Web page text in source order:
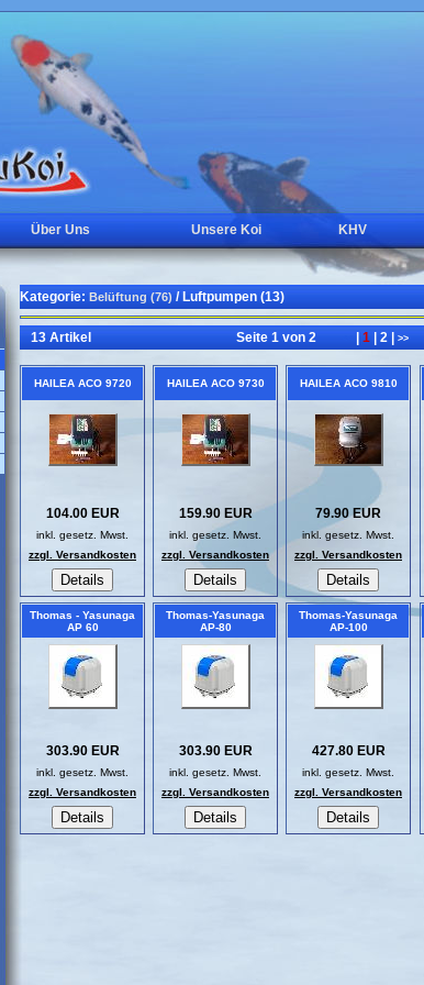
Über Uns Unsere Koi KHV
Kategorie: Belüftung (76) / Luftpumpen (13)
13 Artikel Seite 1 von 2 1 2 >>
HAILEA ACO 9720
104.00 EUR
inkl. gesetz. Mwst.
zzgl. Versandkosten
HAILEA ACO 9730
159.90 EUR
inkl. gesetz. Mwst.
zzgl. Versandkosten
HAILEA ACO 9810
79.90 EUR
inkl. gesetz. Mwst.
zzgl. Versandkosten
Thomas - Yasunaga
AP 60
303.90 EUR
inkl. gesetz. Mwst.
zzgl. Versandkosten
Thomas-Yasunaga
AP-80
303.90 EUR
inkl. gesetz. Mwst.
zzgl. Versandkosten
Thomas-Yasunaga
AP-100
427.80 EUR
inkl. gesetz. Mwst.
zzgl. Versandkosten